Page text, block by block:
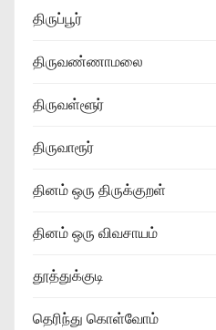
திருப்பூர்
திருவண்ணாமலை
திருவள்ளூர்
திருவாரூர்
தினம் ஒரு திருக்குறள்
தினம் ஒரு விவசாயம்
தூத்துக்குடி
தெரிந்து கொள்வோம்